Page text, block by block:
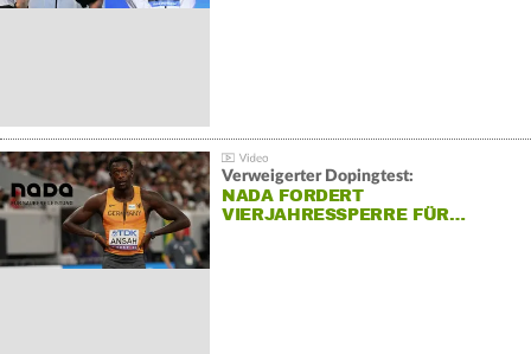
Verweigerter Dopingtest:
NADA FORDERT
VIERJAHRESSPERRE FÜR…